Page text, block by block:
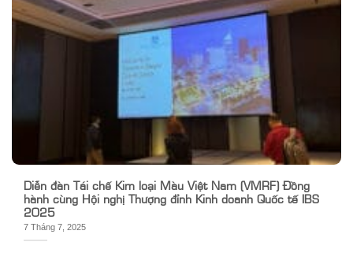
Diễn đàn Tái chế Kim loại Màu Việt Nam (VMRF) Đồng
hành cùng Hội nghị Thượng đỉnh Kinh doanh Quốc tế IBS
2025
7 Tháng 7, 2025